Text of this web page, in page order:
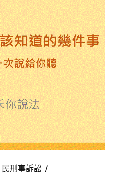
民刑事訴訟